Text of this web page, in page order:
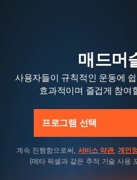
매드머
사용자들이 규칙적인 운동에
효과적이며 즐겁게 참여
프로그램 선택
계속 진행함으로써, 서비스 약관, 개인
(메타 픽셀과 같은 추적 기술 사용